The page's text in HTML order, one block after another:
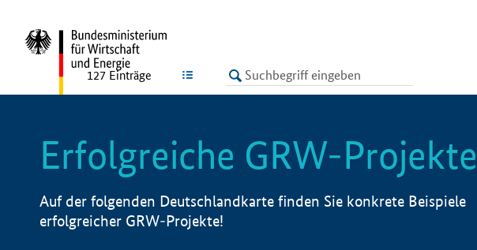
LISTE
127 Einträge
Erfolgreiche GRW-Projekte
Auf der folgenden Deutschlandkarte finden Sie konkrete Beispiele
erfolgreicher GRW-Projekte!